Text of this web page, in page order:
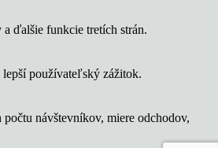
ďalšie funkcie tretích strán.
používateľský zážitok.
návštevníkov, miere odchodov,